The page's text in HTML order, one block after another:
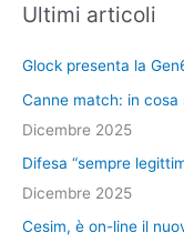
Ultimi articoli
Glock presenta la
Canne match: in cosa
Dicembre 2025
Difesa “sempre
Dicembre 2025
Cesim, è on-line il